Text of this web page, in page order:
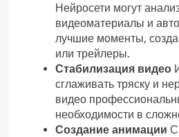
Нейросети могут
видеоматериалы и
лучшие моменты,
или трейлеры.
Стабилизация видео
сглаживать тряску и
видео
необходимости в
Создание анимации